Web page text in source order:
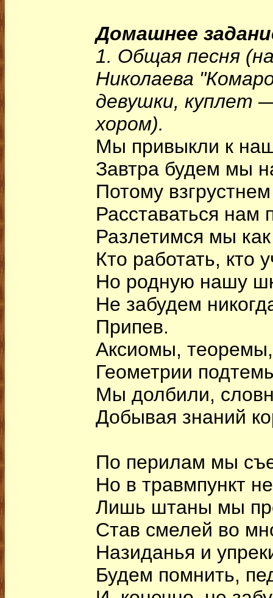
Домашнее
1. Общая песня
Николаева
девушки, куплет
хором).
Мы привыкли к
Завтра будем мы
Потому
Расставаться нам
Разлетимся мы
Кто работать, кто
Но родную нашу
Не забудем
Припев.
Аксиомы, теоремы,
Геометрии
Мы долбили,
Добывая знаний
По перилам мы
Но в травмпункт
Лишь штаны мы
Став смелей во
Назиданья и
Будем помнить,